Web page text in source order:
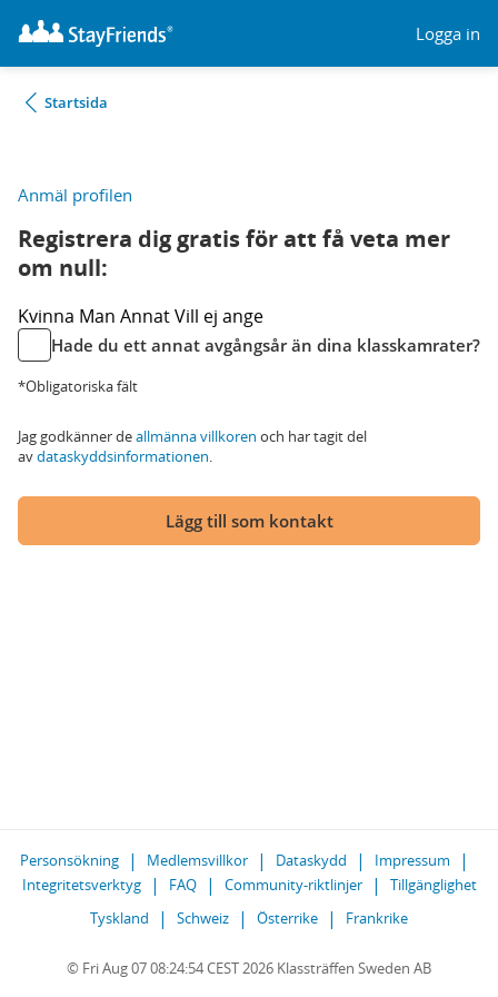
Logga in
Startsida
Anmäl profilen
Registrera dig gratis för att få veta mer
om null:
Kvinna Man AnnatVill ej ange
Hade du ett annat avgångsår än dina klasskamrater?
*Obligatoriska fält
Jag godkänner deallmänna villkoren och har tagit del
avdataskyddsinformationen.
Lägg till som kontakt
Personsökning Medlemsvillkor Dataskydd
Impressum
Integritetsverktyg
FAQ Community-riktlinjer
Tillgänglighet
Tyskland
Schweiz Österrike Frankrike
© Fri Aug 07 08:24:54 CEST 2026 Klassträffen Sweden AB